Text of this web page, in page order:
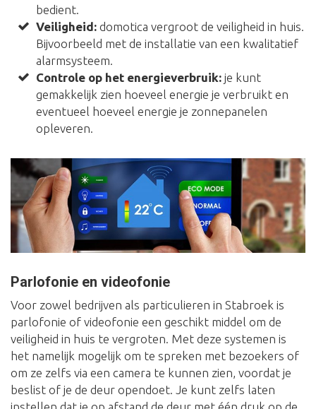
bedient.
Veiligheid: domotica vergroot de veiligheid in huis.
Bijvoorbeeld met de installatie van een kwalitatief
alarmsysteem.
Controle op het energieverbruik: je kunt
gemakkelijk zien hoeveel energie je verbruikt en
eventueel hoeveel energie je zonnepanelen
opleveren.
Parlofonie en videofonie
Voor zowel bedrijven als particulieren in Stabroek is
parlofonie of videofonie een geschikt middel om de
veiligheid in huis te vergroten. Met deze systemen is
het namelijk mogelijk om te spreken met bezoekers of
om ze zelfs via een camera te kunnen zien, voordat je
beslist of je de deur opendoet. Je kunt zelfs laten
instellen dat je op afstand de deur met één druk op de